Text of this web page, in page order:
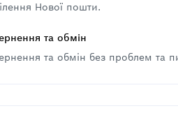
Нової пошти.
та обмін
та обмін без проблем та